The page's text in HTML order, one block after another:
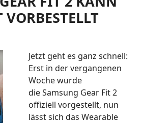
VORBESTELLT
Jetzt geht es ganz schnell:
Erst in der vergangenen
Woche wurde
die Samsung Gear Fit 2
offiziell vorgestellt, nun
lässt sich das Wearable